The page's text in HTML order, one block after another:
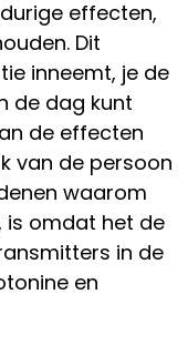
effecten,
Dit
inneemt, je de
de dag kunt
de effecten
van de persoon
waarom
is omdat het de
in de
en